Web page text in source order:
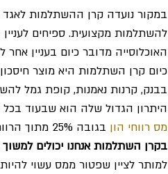
במקור נועדה קרן ההשתלמות לאגד
להשתלמות מקצועית. ספיחים
האוכלוסייה מדובר כיום בעניין אחר
כיום קרן השתלמות היא מוצר חיסכון
בבנק, קרנות נאמנות, קופת גמל
היתרון הגדול שלה הוא שבעוד בכל
מס רווחי הון בגובה 25% מתוך הרווחים שצברנו,
בקרן השתלמות אנחנו יכולים
למותר לציין שפטור ממס עשוי